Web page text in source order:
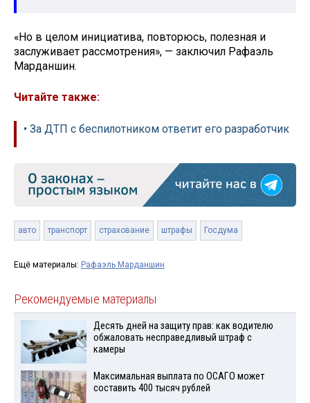
«Но в целом инициатива, повторюсь, полезная и
заслуживает рассмотрения», — заключил Рафаэль
Марданшин.
Читайте также:
• За ДТП с беспилотником ответит его разработчик
авто транспорт страхование штрафы Госдума
Ещё материалы: Рафаэль Марданшин
Рекомендуемые материалы
Десять дней на защиту прав: как водителю
обжаловать несправедливый штраф с
камеры
Максимальная выплата по ОСАГО может
составить 400 тысяч рублей